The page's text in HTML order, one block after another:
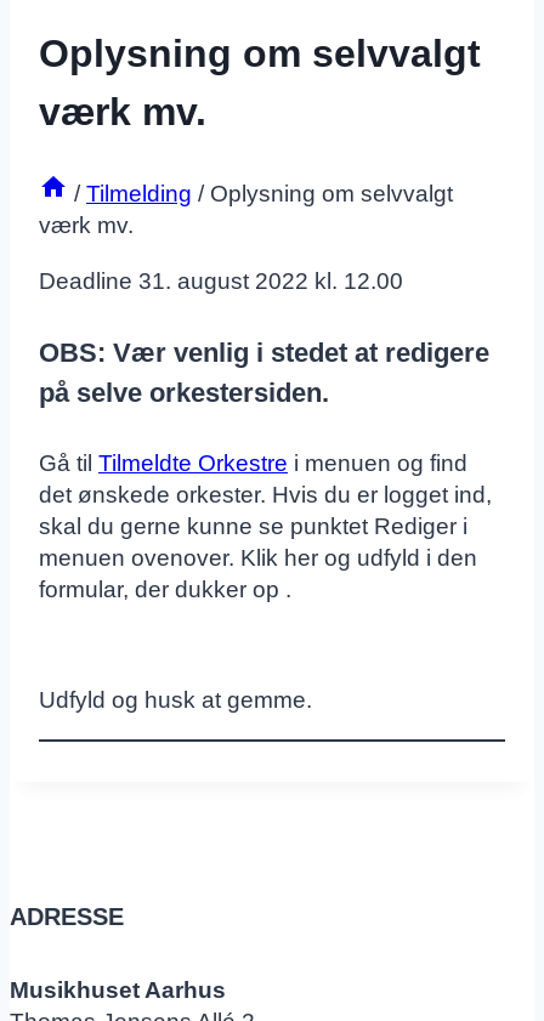
Oplysning om selvvalgt
værk mv.
/ Tilmelding / Oplysning om selvvalgt
værk mv.
Deadline 31. august 2022 kl. 12.00
OBS: Vær venlig i stedet at redigere
på selve orkestersiden.
Gå til Tilmeldte Orkestre i menuen og find
det ønskede orkester. Hvis du er logget ind,
skal du gerne kunne se punktet Rediger i
menuen ovenover. Klik her og udfyld i den
formular, der dukker op .
Udfyld og husk at gemme.
ADRESSE
Musikhuset Aarhus